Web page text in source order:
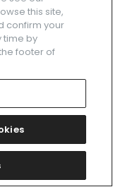
す。
this site,
confirm your
time by
footer of